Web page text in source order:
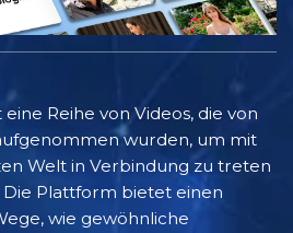
eine Reihe von Videos, die von
wurden, um mit
Welt in Verbindung zu treten
Die Plattform bietet einen
wie gewöhnliche